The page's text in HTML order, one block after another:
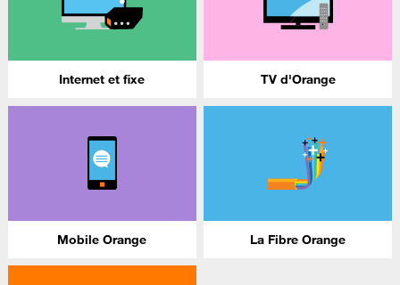
Internet et fixe TV d'Orange
Mobile Orange La Fibre Orange